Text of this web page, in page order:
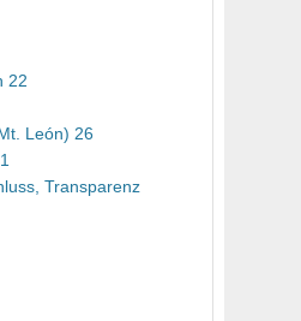
22
León) 26
Transparenz